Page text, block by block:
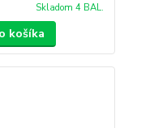
Skladom 4 BAL.
košíka